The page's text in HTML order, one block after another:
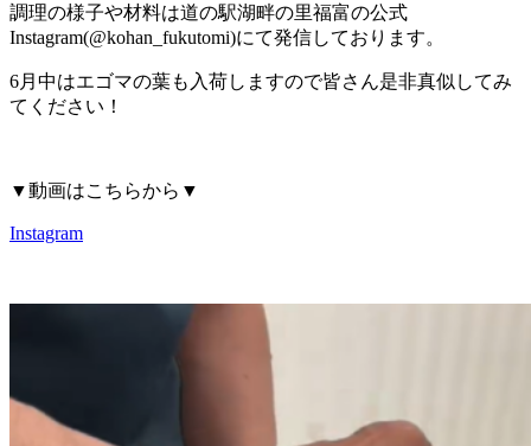
調理の様子や材料は道の駅湖畔の里福富の公式
Instagram(@kohan_fukutomi)にて発信しております。
6月中はエゴマの葉も入荷しますので皆さん是非真似してみ
てください！
▼動画はこちらから▼
Instagram